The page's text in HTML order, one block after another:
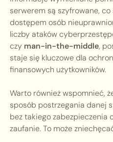
serwerem są szyfrowane,
dostępem osób
liczby ataków
czy man-in-the-middle,
staje się kluczowe dla
finansowych użytkowników.
Warto również wspomnieć,
sposób postrzegania danej
bez takiego zabezpieczenia
zaufanie. To może